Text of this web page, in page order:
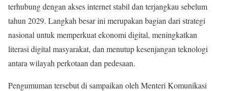
terhubung dengan akses internet stabil dan terjangkau sebelum
tahun 2029. Langkah besar ini merupakan bagian dari strategi
nasional untuk memperkuat ekonomi digital, meningkatkan
literasi digital masyarakat, dan menutup kesenjangan teknologi
antara wilayah perkotaan dan pedesaan.
Pengumuman tersebut di sampaikan oleh Menteri Komunikasi